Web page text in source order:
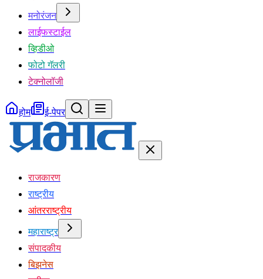
मनोरंजन
लाईफस्टाईल
व्हिडीओ
फोटो गॅलरी
टेक्नोलॉजी
होम ई-पेपर
राजकारण
राष्ट्रीय
आंतरराष्ट्रीय
महाराष्ट्र
संपादकीय
बिझनेस